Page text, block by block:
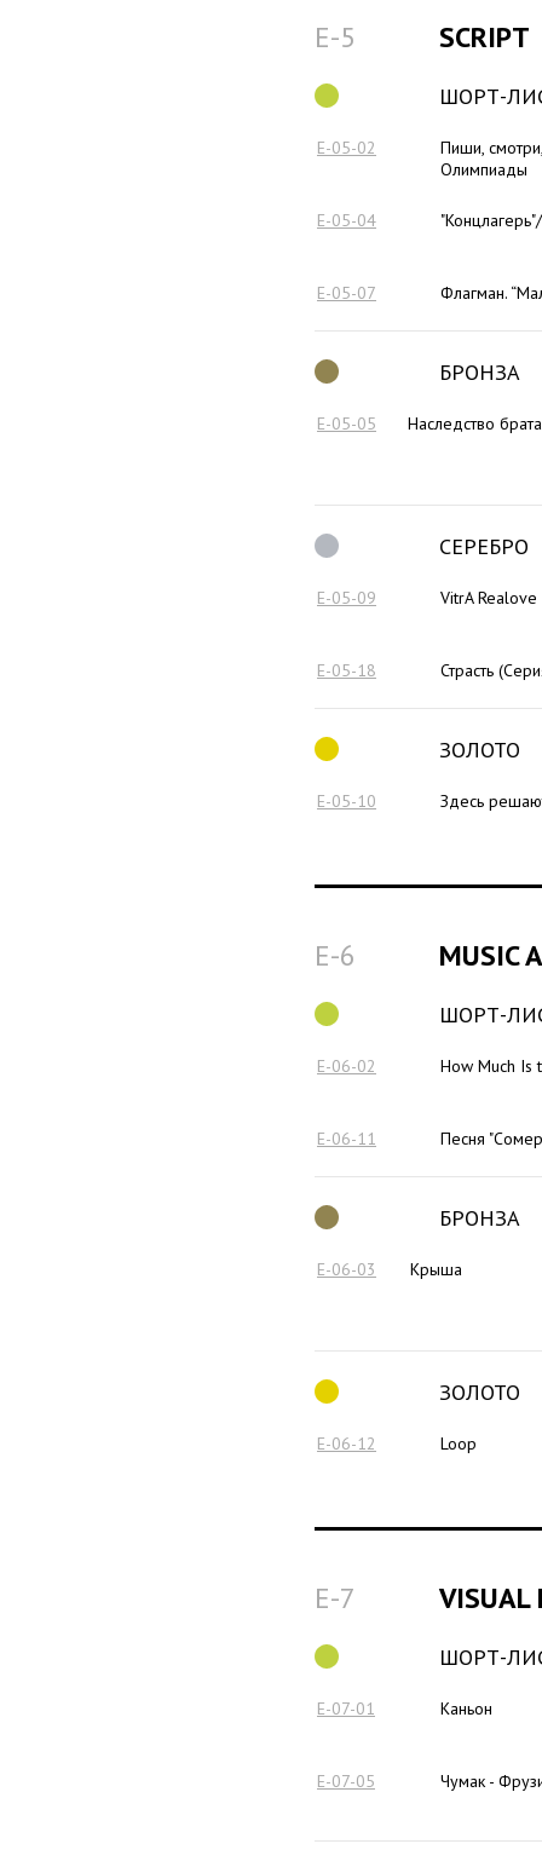
E-5 SCRIPT
ШОРТ-
E-05-02
Пиши,
Олимпиады
E-05-04
E-05-07 Флагман.
БРОНЗА
E-05-05 Наследство брата
СЕРЕБРО
E-05-09 VitrA Realove
E-05-18 Страсть
ЗОЛОТО
E-05-10 Здесь
E-6 MUSIC
ШОРТ-
E-06-02 How Much Is
E-06-11 Песня
БРОНЗА
E-06-03 Крыша
ЗОЛОТО
E-06-12 Loop
E-7 VISUAL
ШОРТ-
E-07-01 Каньон
E-07-05 Чумак -